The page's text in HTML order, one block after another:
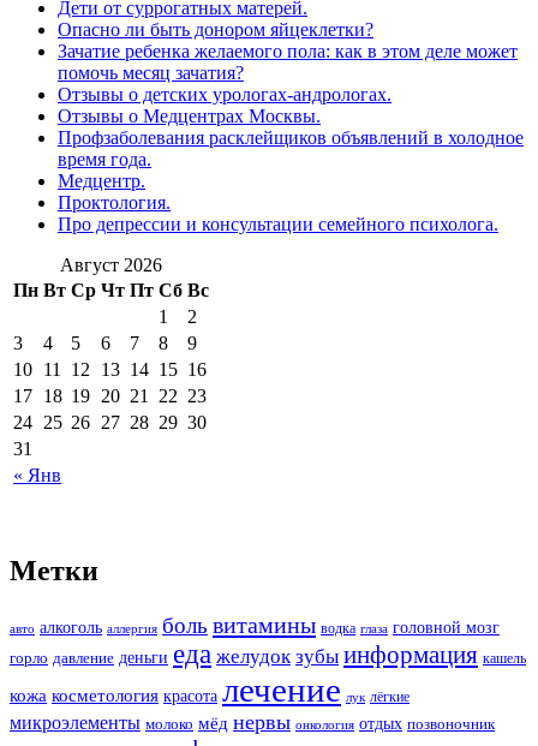
Дети от суррогатных матерей.
Опасно ли быть донором яйцеклетки?
Зачатие ребенка желаемого пола: как в этом деле может
помочь месяц зачатия?
Отзывы о детских урологах-андрологах.
Отзывы о Медцентрах Москвы.
Профзаболевания расклейщиков объявлений в холодное
время года.
Медцентр.
Проктология.
Про депрессии и консультации семейного психолога.
Август 2026
Пн Вт Ср Чт Пт Сб Вс
« Янв
1
2
3
4 5 6 7 8
9
10 11 12 13 14 15 16
17 18 19 20 21 22 23
24 25 26 27 28 29 30
31
Метки
авто алкоголь аллергия боль витамины водка глаза головной мозг
горло давление деньги еда желудок зубы информация кашель
кожа косметология красота лечение лук лёгкие
микроэлементы молоко мёд нервы онкология отдых позвоночник